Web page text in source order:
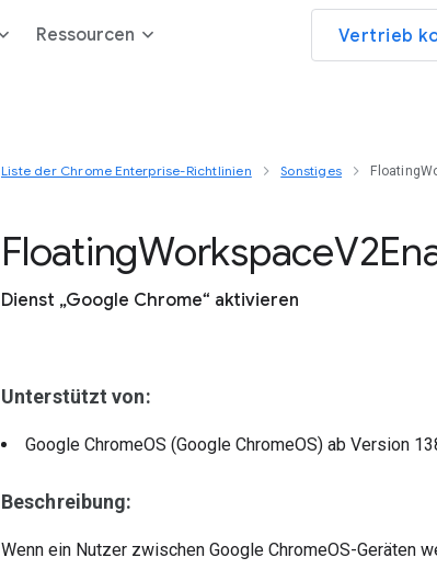
Ressourcen Vertrieb
Liste der Chrome Enterprise-Richtlinien Sonstiges
FloatingWorkspaceV2
Dienst „Google Chrome“ aktivieren
Unterstützt von:
Google ChromeOS (Google ChromeOS) ab Version
Beschreibung:
Wenn ein Nutzer zwischen Google ChromeOS-Geräten